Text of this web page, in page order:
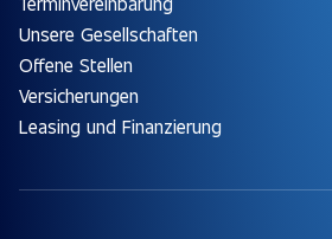
Unsere Gesellschaften
Offene Stellen
Versicherungen
Leasing und Finanzierung